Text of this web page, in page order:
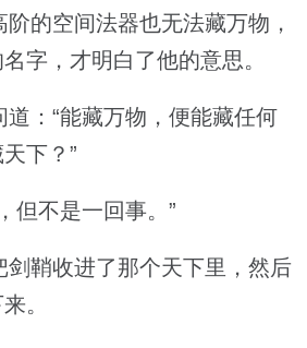
的空间法器也无法藏万物，
字，才明白了他的意思。
：“能藏万物，便能藏任何
下？”
但不是一回事。”
鞘收进了那个天下里，然后
。